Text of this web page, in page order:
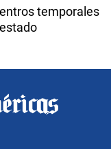
temporales